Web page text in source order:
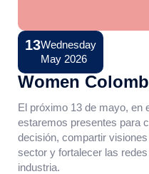
13Wednesday
May 2026
Conference
Women
El próximo 13 de mayo, en
estaremos presentes para
decisión, compartir
sector y fortalecer las
industria.